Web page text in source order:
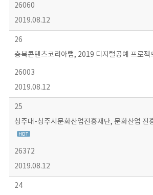
26060
2019.08.12
26
충북콘텐츠코리아랩, 2019 디지털공예 프로젝
26003
2019.08.12
25
청주대-청주시문화산업진흥재단, 문화산업 진
26372
2019.08.12
24